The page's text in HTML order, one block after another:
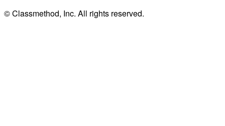
© Classmethod, Inc. All rights reserved.